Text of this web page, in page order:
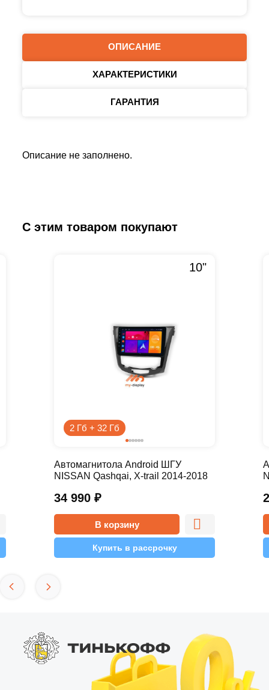
ОПИСАНИЕ
ХАРАКТЕРИСТИКИ
ГАРАНТИЯ
Описание не заполнено.
С этим товаром покупают
2 Гб + 32 Гб
10"
34 990 ₽
Автомагнитола Android ШГУ
NISSAN Qashqai, X-trail 2014-2018
В корзину
Купить в рассрочку